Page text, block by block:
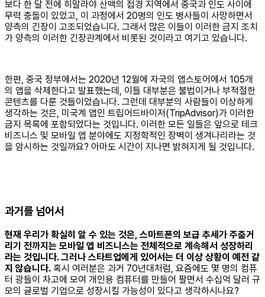
보다 한 달 전에 히말라야 산맥의 접경 지역에서 중국과 인도 사이에
무력 충돌이 있었고, 이 과정에서 20명의 인도 병사들이 사망하면서
양측의 긴장이 고조되었습니다. 그래서 많은 이들이 이러한 금지 조치
가 양측의 이러한 긴장관계에서 비롯된 것이라고 여기고 있습니다.
한편, 중국 정부에서는 2020년 12월에 자국의 앱스토어에서 105개
의 앱을 삭제한다고 발표했는데, 이들 대부분은 불법이거나 부적절한
콘텐츠를 다룬 것들이었습니다. 그런데 대부분의 사람들이 이상하게
생각하는 것은, 미국계 앱인 트립어드바이저(TripAdvisor)가 이러한
금지 목록에 포함되었다는 것입니다. 이러한 모든 일들은 앞으로 테크
비즈니스 및 모바일 앱 분야에도 지정학적인 장벽이 생겨나리라는 것
을 암시하는 것일까요? 아마도 시간이 지나면 밝혀지게 될 것입니다.
과거를 넘어서
현재 우리가 확실히 알 수 있는 것은, 스마트폰의 보급 추세가 주춤거
리기 전까지는 모바일 앱 비즈니스는 전체적으로 계속해서 성장하리
라는 것입니다. 그러나 스타트업에게 있어서는 더 이상 상황이 예전 같
지 않습니다. 혹시 여러분은 과거 70년대처럼, 요즘에도 몇 명의 컴퓨
터 광들이 차고에 모여 개인용 컴퓨터를 만들어 팔면서 수십억 달러 규
모의 글로벌 기업으로 성장시킬 가능성이 있다고 생각하시나요?